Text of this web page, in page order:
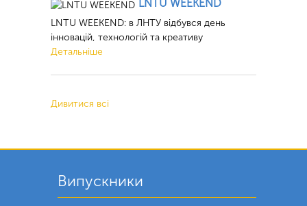
LNTU WEEKEND
LNTU WEEKEND: в ЛНТУ відбувся день
інновацій, технологій та креативу
Детальніше
Дивитися всі
Випускники